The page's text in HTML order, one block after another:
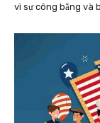
vì sự công bằng và